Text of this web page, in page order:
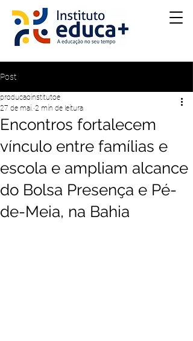
Post
Encontros fortalecem
vínculo entre famílias e
escola e ampliam alcance
do Bolsa Presença e Pé-
de-Meia, na Bahia
producaoinstitutoe
27 de mai. 2 min de leitura